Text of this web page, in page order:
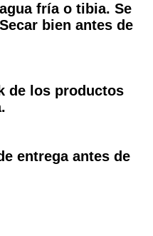
fría o tibia. Se
bien antes de
de los productos
entrega antes de